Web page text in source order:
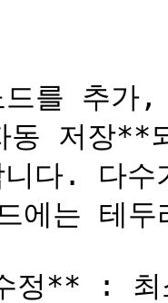
드를 추
동 저장
다. 다
에는 테두
정** : 최